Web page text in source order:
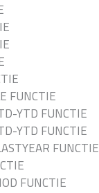
FUNCTIE
YTD FUNCTIE
YTD FUNCTIE
FUNCTIE
FUNCTIE